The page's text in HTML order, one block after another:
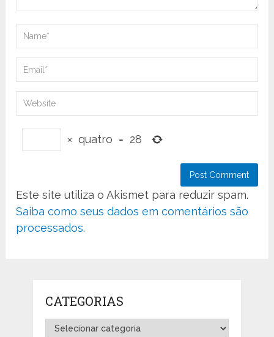
× quatro = 28
Este site utiliza o Akismet para reduzir spam.
Saiba como seus dados em comentários são
processados.
CATEGORIAS
Categorias